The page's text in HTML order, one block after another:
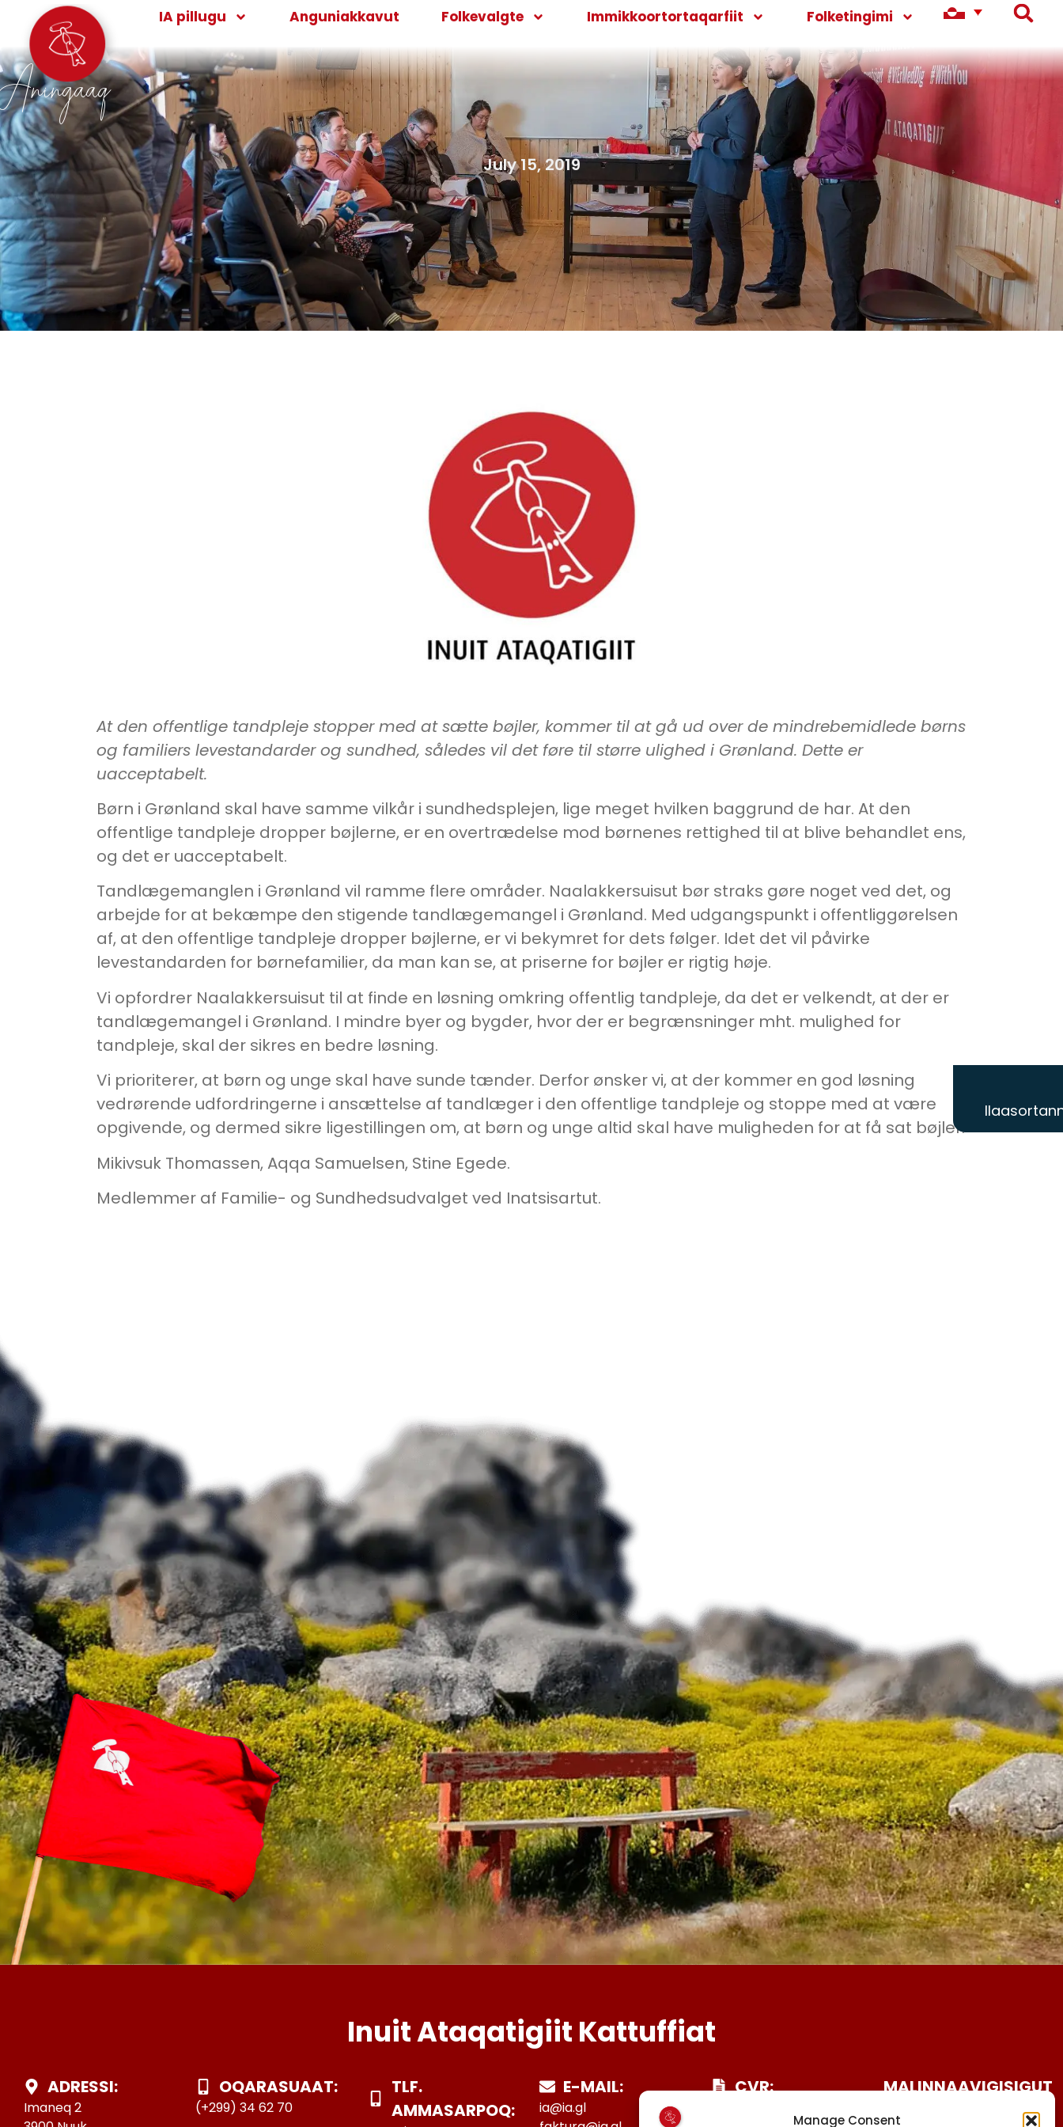
Manage Consent
Aningaaq
IA pillugu Anguniakkavut Folkevalgte Immikkoortortaqarfiit Folketingimi
July 15, 2019
At den offentlige tandpleje stopper med at sætte bøjler, kommer til at gå ud over de mindrebemidlede børns
og familiers levestandarder og sundhed, således vil det føre til større ulighed i Grønland. Dette er
uacceptabelt.
Børn i Grønland skal have samme vilkår i sundhedsplejen, lige meget hvilken baggrund de har. At den
offentlige tandpleje dropper bøjlerne, er en overtrædelse mod børnenes rettighed til at blive behandlet ens,
og det er uacceptabelt.
Tandlægemanglen i Grønland vil ramme flere områder. Naalakkersuisut bør straks gøre noget ved det, og
arbejde for at bekæmpe den stigende tandlægemangel i Grønland. Med udgangspunkt i offentliggørelsen
af, at den offentlige tandpleje dropper bøjlerne, er vi bekymret for dets følger. Idet det vil påvirke
levestandarden for børnefamilier, da man kan se, at priserne for bøjler er rigtig høje.
Vi opfordrer Naalakkersuisut til at finde en løsning omkring offentlig tandpleje, da det er velkendt, at der er
tandlægemangel i Grønland. I mindre byer og bygder, hvor der er begrænsninger mht. mulighed for
tandpleje, skal der sikres en bedre løsning.
Vi prioriterer, at børn og unge skal have sunde tænder. Derfor ønsker vi, at der kommer en god løsning
vedrørende udfordringerne i ansættelse af tandlæger i den offentlige tandpleje og stoppe med at være
opgivende, og dermed sikre ligestillingen om, at børn og unge altid skal have muligheden for at få sat bøjler.
Mikivsuk Thomassen, Aqqa Samuelsen, Stine Egede.
Medlemmer af Familie- og Sundhedsudvalget ved Inatsisartut.
Inuit Ataqatigiit Kattuffiat
ADRESSI:
Imaneq 2
OQARASUAAT:
(+299) 34 62 70
TLF.
AMMASARPOQ:
E-MAIL:
ia@ia.gl
CVR: MALINNAAVIGISIGUT